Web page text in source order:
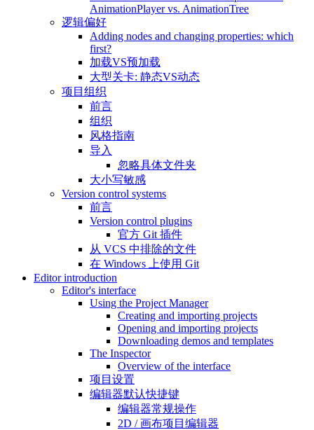
AnimationPlayer vs. AnimationTree
逻辑偏好
Adding nodes and changing properties: which
first?
加载VS预加载
大型关卡: 静态VS动态
项目组织
前言
组织
风格指南
导入
忽略具体文件夹
大小写敏感
Version control systems
前言
Version control plugins
官方 Git 插件
从 VCS 中排除的文件
在 Windows 上使用 Git
Editor introduction
Editor's interface
Using the Project Manager
Creating and importing projects
Opening and importing projects
Downloading demos and templates
The Inspector
Overview of the interface
项目设置
编辑器默认快捷键
编辑器常规操作
2D / 画布项目编辑器